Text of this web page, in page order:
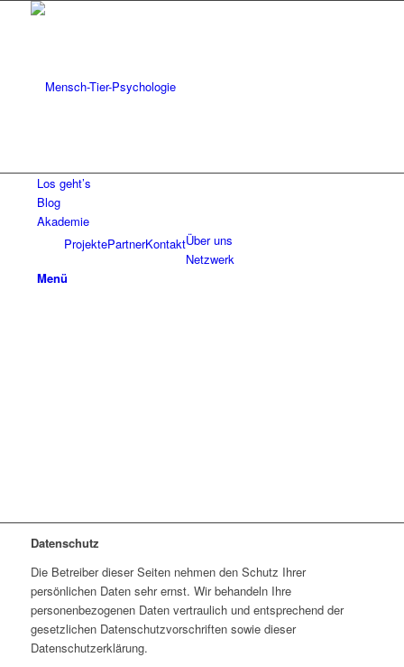
Los geht’s
Blog
Akademie
Über uns
ProjektePartnerKontakt
Netzwerk
Menü
Datenschutz
Die Betreiber dieser Seiten nehmen den Schutz Ihrer
persönlichen Daten sehr ernst. Wir behandeln Ihre
personenbezogenen Daten vertraulich und entsprechend der
gesetzlichen Datenschutzvorschriften sowie dieser
Datenschutzerklärung.